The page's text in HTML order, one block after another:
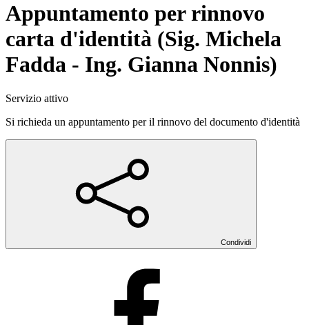
Appuntamento per rinnovo
carta d'identità (Sig. Michela
Fadda - Ing. Gianna Nonnis)
Servizio attivo
Si richieda un appuntamento per il rinnovo del documento d'identità
Condividi